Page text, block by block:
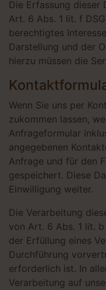
Die Erfassung dieser
Art. 6 Abs. 1 lit. f
berechtigtes
Darstellung und der
hierzu müssen die
Wenn Sie uns per
zukommen lassen,
Anfrageformular
angegebenen
Anfrage und für den
gespeichert. Diese
Einwilligung weiter.
Die Verarbeitung
von Art. 6 Abs. 1 lit.
der Erfüllung eines
Durchführung
erforderlich ist. In
Verarbeitung auf